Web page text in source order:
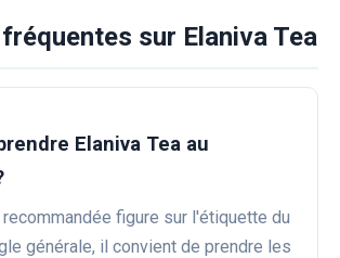
sur Elaniva Tea
Elaniva Tea au
figure sur l'étiquette du
générale, il convient de prendre les